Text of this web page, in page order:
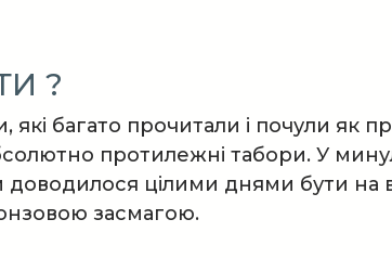
?
багато прочитали і почули як
протилежні табори. У
цілими днями бути на
засмагою.